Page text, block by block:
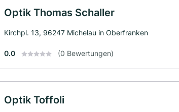
Optik Thomas Schaller
Kirchpl. 13, 96247 Michelau in Oberfranken
0.0 (0 Bewertungen)
Optik Toffoli